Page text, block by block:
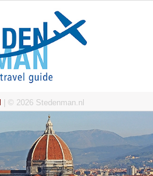
| © 2026 Stedenman.nl